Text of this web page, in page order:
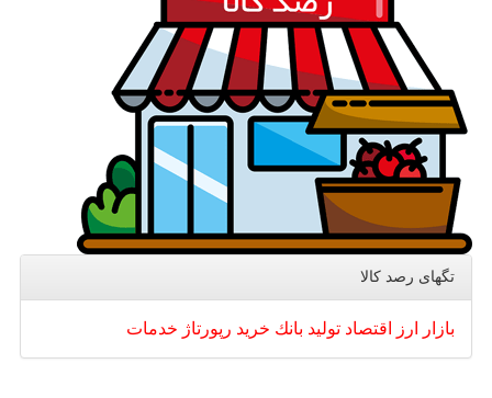
تگهای رصد كالا
بازار ارز اقتصاد تولید بانك خرید رپورتاژ خدمات